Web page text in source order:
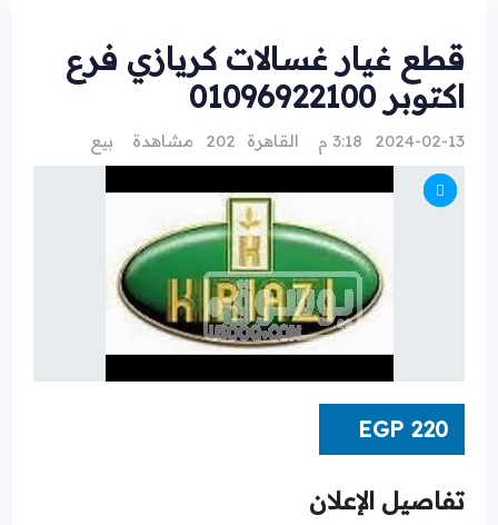
قطع غيار غسالات كريازي فرع
اكتوبر 01096922100
2024-02-13 3:18 م القاهرة 202 مشاهدة بيع
EGP 220
تفاصيل الإعلان